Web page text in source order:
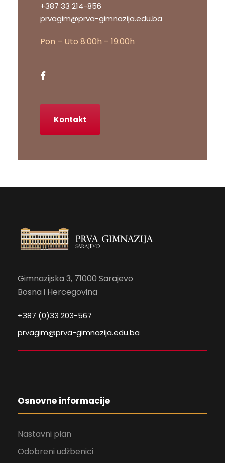
+387 33 214-856
prvagim@prva-gimnazija.edu.ba
Pon – Uto 8:00h – 19:00h
Kontakt
Gimnazijska 3, 71000 Sarajevo
Bosna i Hercegovina
+387 (0)33 203-567
prvagim@prva-gimnazija.edu.ba
Osnovne informacije
Nastavni plan
Odobreni udžbenici